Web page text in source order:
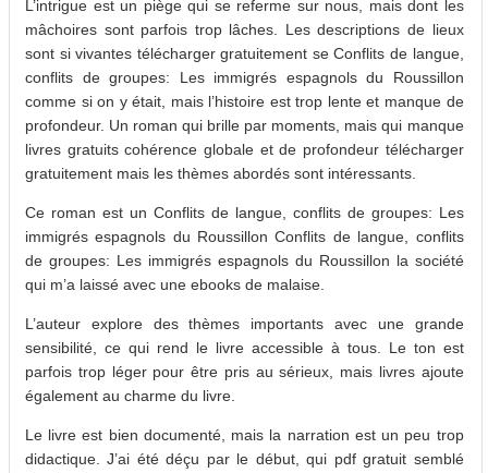
L’intrigue est un piège qui se referme sur nous, mais dont les
mâchoires sont parfois trop lâches. Les descriptions de lieux
sont si vivantes télécharger gratuitement se Conflits de langue,
conflits de groupes: Les immigrés espagnols du Roussillon
comme si on y était, mais l’histoire est trop lente et manque de
profondeur. Un roman qui brille par moments, mais qui manque
livres gratuits cohérence globale et de profondeur télécharger
gratuitement mais les thèmes abordés sont intéressants.
Ce roman est un Conflits de langue, conflits de groupes: Les
immigrés espagnols du Roussillon Conflits de langue, conflits
de groupes: Les immigrés espagnols du Roussillon la société
qui m’a laissé avec une ebooks de malaise.
L’auteur explore des thèmes importants avec une grande
sensibilité, ce qui rend le livre accessible à tous. Le ton est
parfois trop léger pour être pris au sérieux, mais livres ajoute
également au charme du livre.
Le livre est bien documenté, mais la narration est un peu trop
didactique. J’ai été déçu par le début, qui pdf gratuit semblé